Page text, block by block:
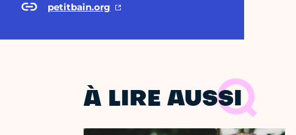
petitbain.org
À LIRE AUSSI